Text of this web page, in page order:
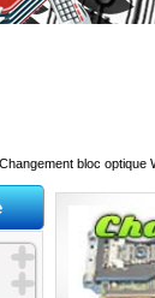
Changement bloc optique